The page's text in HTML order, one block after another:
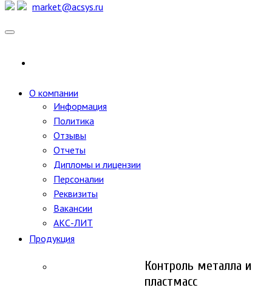
market@acsys.ru
Toggle
О компании
Информация
Политика
Отзывы
Отчеты
Дипломы и лицензии
Персоналии
Реквизиты
Вакансии
АКС-ЛИТ
Продукция
Контроль металла и
пластмасс